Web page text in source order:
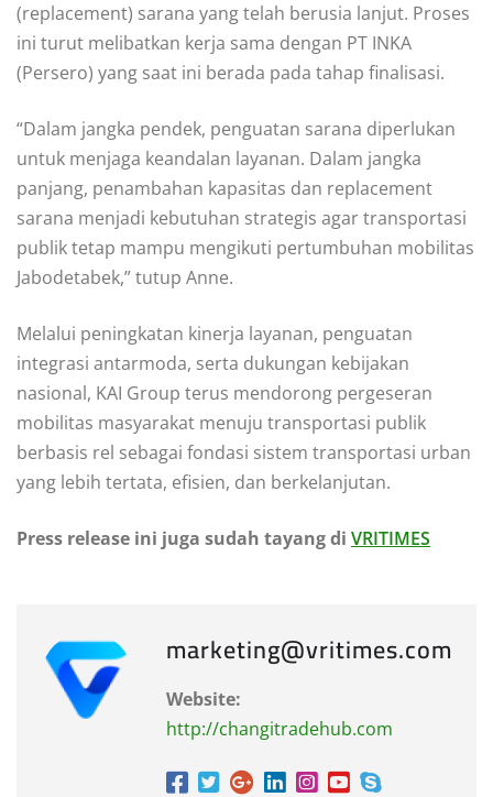
(replacement) sarana yang telah berusia lanjut. Proses
ini turut melibatkan kerja sama dengan PT INKA
(Persero) yang saat ini berada pada tahap finalisasi.
“Dalam jangka pendek, penguatan sarana diperlukan
untuk menjaga keandalan layanan. Dalam jangka
panjang, penambahan kapasitas dan replacement
sarana menjadi kebutuhan strategis agar transportasi
publik tetap mampu mengikuti pertumbuhan mobilitas
Jabodetabek,” tutup Anne.
Melalui peningkatan kinerja layanan, penguatan
integrasi antarmoda, serta dukungan kebijakan
nasional, KAI Group terus mendorong pergeseran
mobilitas masyarakat menuju transportasi publik
berbasis rel sebagai fondasi sistem transportasi urban
yang lebih tertata, efisien, dan berkelanjutan.
Press release ini juga sudah tayang di VRITIMES
marketing@vritimes.com
Website:
http://changitradehub.com